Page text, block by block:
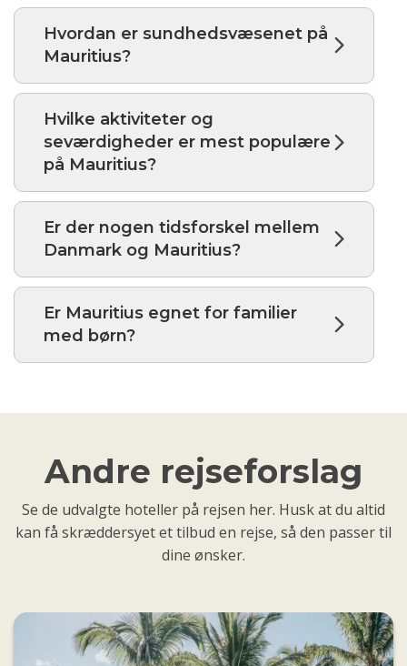
Hvordan er sundhedsvæsenet på
Mauritius?
Hvilke aktiviteter og
seværdigheder er mest populære
på Mauritius?
Er der nogen tidsforskel mellem
Danmark og Mauritius?
Er Mauritius egnet for familier
med børn?
Andre rejseforslag
Se de udvalgte hoteller på rejsen her. Husk at du altid
kan få skræddersyet et tilbud en rejse, så den passer til
dine ønsker.